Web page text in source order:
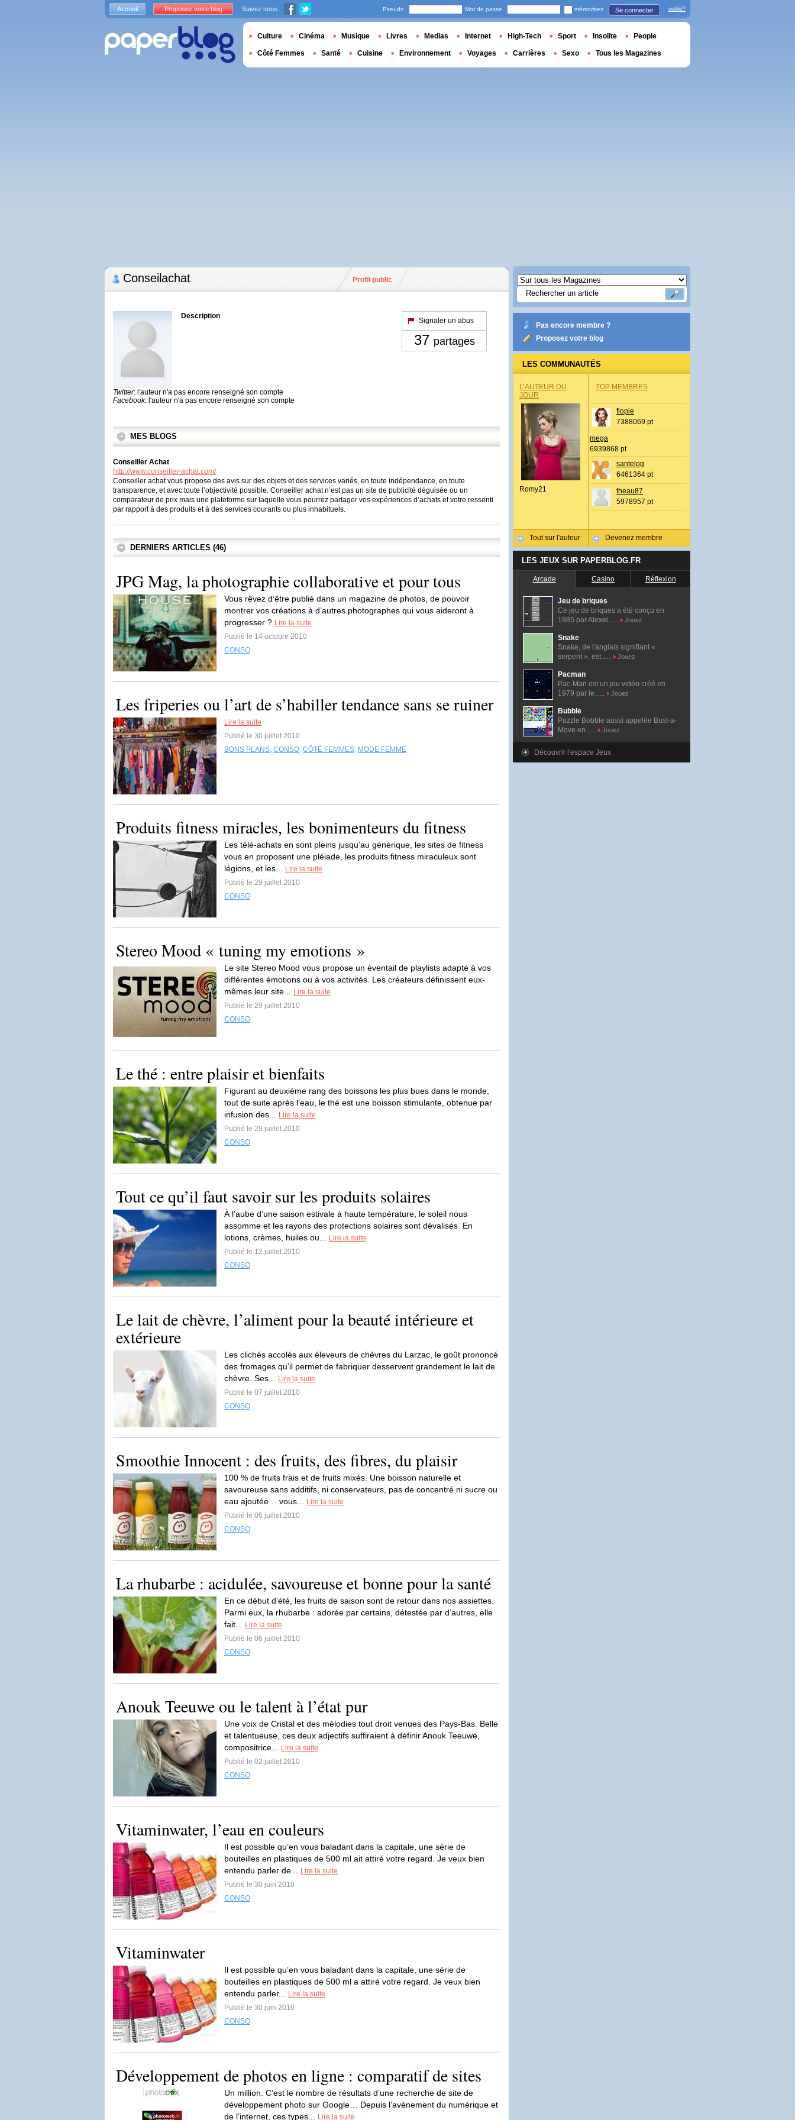
Conseilachat Profil public
Description
Twitter: l'auteur n'a pas encore renseigné son compte
Facebook: l'auteur n'a pas encore renseigné son compte
Signaler un abus
37 partages
MES BLOGS
Conseiller Achat
http://www.conseiller-achat.com/
Conseiller achat vous propose des avis sur des objets et des services variés, en toute indépendance, en toute
transparence, et avec toute l’objectivité possible. Conseiller achat n’est pas un site de publicité déguisée ou un
comparateur de prix mais une plateforme sur laquelle vous pourrez partager vos expériences d’achats et votre ressenti
par rapport à des produits et à des services courants ou plus inhabituels.
DERNIERS ARTICLES (46)
JPG Mag, la photographie collaborative et pour tous
Vous rêvez d’être publié dans un magazine de photos, de pouvoir
montrer vos créations à d’autres photographes qui vous aideront à
progresser ? Lire la suite
Publié le 14 octobre 2010
CONSO
Les friperies ou l’art de s’habiller tendance sans se ruiner
Lire la suite
Publié le 30 juillet 2010
BONS PLANS, CONSO, CÔTÉ FEMMES, MODE FEMME
Produits fitness miracles, les bonimenteurs du fitness
Les télé-achats en sont pleins jusqu’au générique, les sites de fitness
vous en proposent une pléiade, les produits fitness miraculeux sont
légions, et les...
Lire la suite
Publié le 29 juillet 2010
CONSO
Stereo Mood « tuning my emotions »
Le site Stereo Mood vous propose un éventail de playlists adapté à vos
différentes émotions ou à vos activités. Les créateurs définissent eux-
mêmes leur site...
Lire la suite
Publié le 29 juillet 2010
CONSO
Le thé : entre plaisir et bienfaits
Figurant au deuxième rang des boissons les plus bues dans le monde,
tout de suite après l’eau, le thé est une boisson stimulante, obtenue par
infusion des...
Lire la suite
Publié le 29 juillet 2010
CONSO
Tout ce qu’il faut savoir sur les produits solaires
À l’aube d’une saison estivale à haute température, le soleil nous
assomme et les rayons des protections solaires sont dévalisés. En
lotions, crèmes, huiles ou...
Lire la suite
Publié le 12 juillet 2010
CONSO
Le lait de chèvre, l’aliment pour la beauté intérieure et
extérieure
Les clichés accolés aux éleveurs de chèvres du Larzac, le goût prononcé
des fromages qu’il permet de fabriquer desservent grandement le lait de
chèvre. Ses...
Lire la suite
Publié le 07 juillet 2010
CONSO
Smoothie Innocent : des fruits, des fibres, du plaisir
100 % de fruits frais et de fruits mixés. Une boisson naturelle et
savoureuse sans additifs, ni conservateurs, pas de concentré ni sucre ou
eau ajoutée… vous...
Lire la suite
Publié le 06 juillet 2010
CONSO
La rhubarbe : acidulée, savoureuse et bonne pour la santé
En ce début d’été, les fruits de saison sont de retour dans nos assiettes.
Parmi eux, la rhubarbe : adorée par certains, détestée par d’autres, elle
fait...
Lire la suite
Publié le 06 juillet 2010
CONSO
Anouk Teeuwe ou le talent à l’état pur
Une voix de Cristal et des mélodies tout droit venues des Pays-Bas. Belle
et talentueuse, ces deux adjectifs suffiraient à définir Anouk Teeuwe,
compositrice...
Lire la suite
Publié le 02 juillet 2010
CONSO
Vitaminwater, l’eau en couleurs
Il est possible qu’en vous baladant dans la capitale, une série de
bouteilles en plastiques de 500 ml ait attiré votre regard. Je veux bien
entendu parler de...
Lire la suite
Publié le 30 juin 2010
CONSO
Vitaminwater
Il est possible qu’en vous baladant dans la capitale, une série de
bouteilles en plastiques de 500 ml a attiré votre regard. Je veux bien
entendu parler...
Lire la suite
Publié le 30 juin 2010
CONSO
Développement de photos en ligne : comparatif de sites
Un million. C’est le nombre de résultats d’une recherche de site de
développement photo sur Google… Depuis l’avènement du numérique et
de l’internet, ces types...
Lire la suite
Pas encore membre ?
Proposez votre blog
LES COMMUNAUTÉS
L’AUTEUR DU
JOUR
Romy21
Tout sur l'auteur
TOP MEMBRES
flopie
7388069 pt
mega
6939868 pt
santelog
6461364 pt
theau87
5978957 pt
Devenez membre
LES JEUX SUR PAPERBLOG.FR
Arcade Casino Réflexion
Jeu de briques
Ce jeu de briques a été conçu en
1985 par Alexei......
Jouez
Snake
Snake, de l'anglais signifiant «
serpent », est......
Jouez
Pacman
Pac-Man est un jeu vidéo créé en
1979 par le......
Jouez
Bubble
Puzzle Bobble aussi appelée Bust-a-
Move en......
Jouez
Découvrir l'espace Jeux
Accueil Proposez votre blog Suivez nous Pseudo Mot de passe mémorisez Se connecter oublié?
Culture Cinéma Musique Livres Medias Internet High-Tech Sport Insolite People
Côté Femmes Santé Cuisine Environnement Voyages Carrières Sexo Tous les Magazines